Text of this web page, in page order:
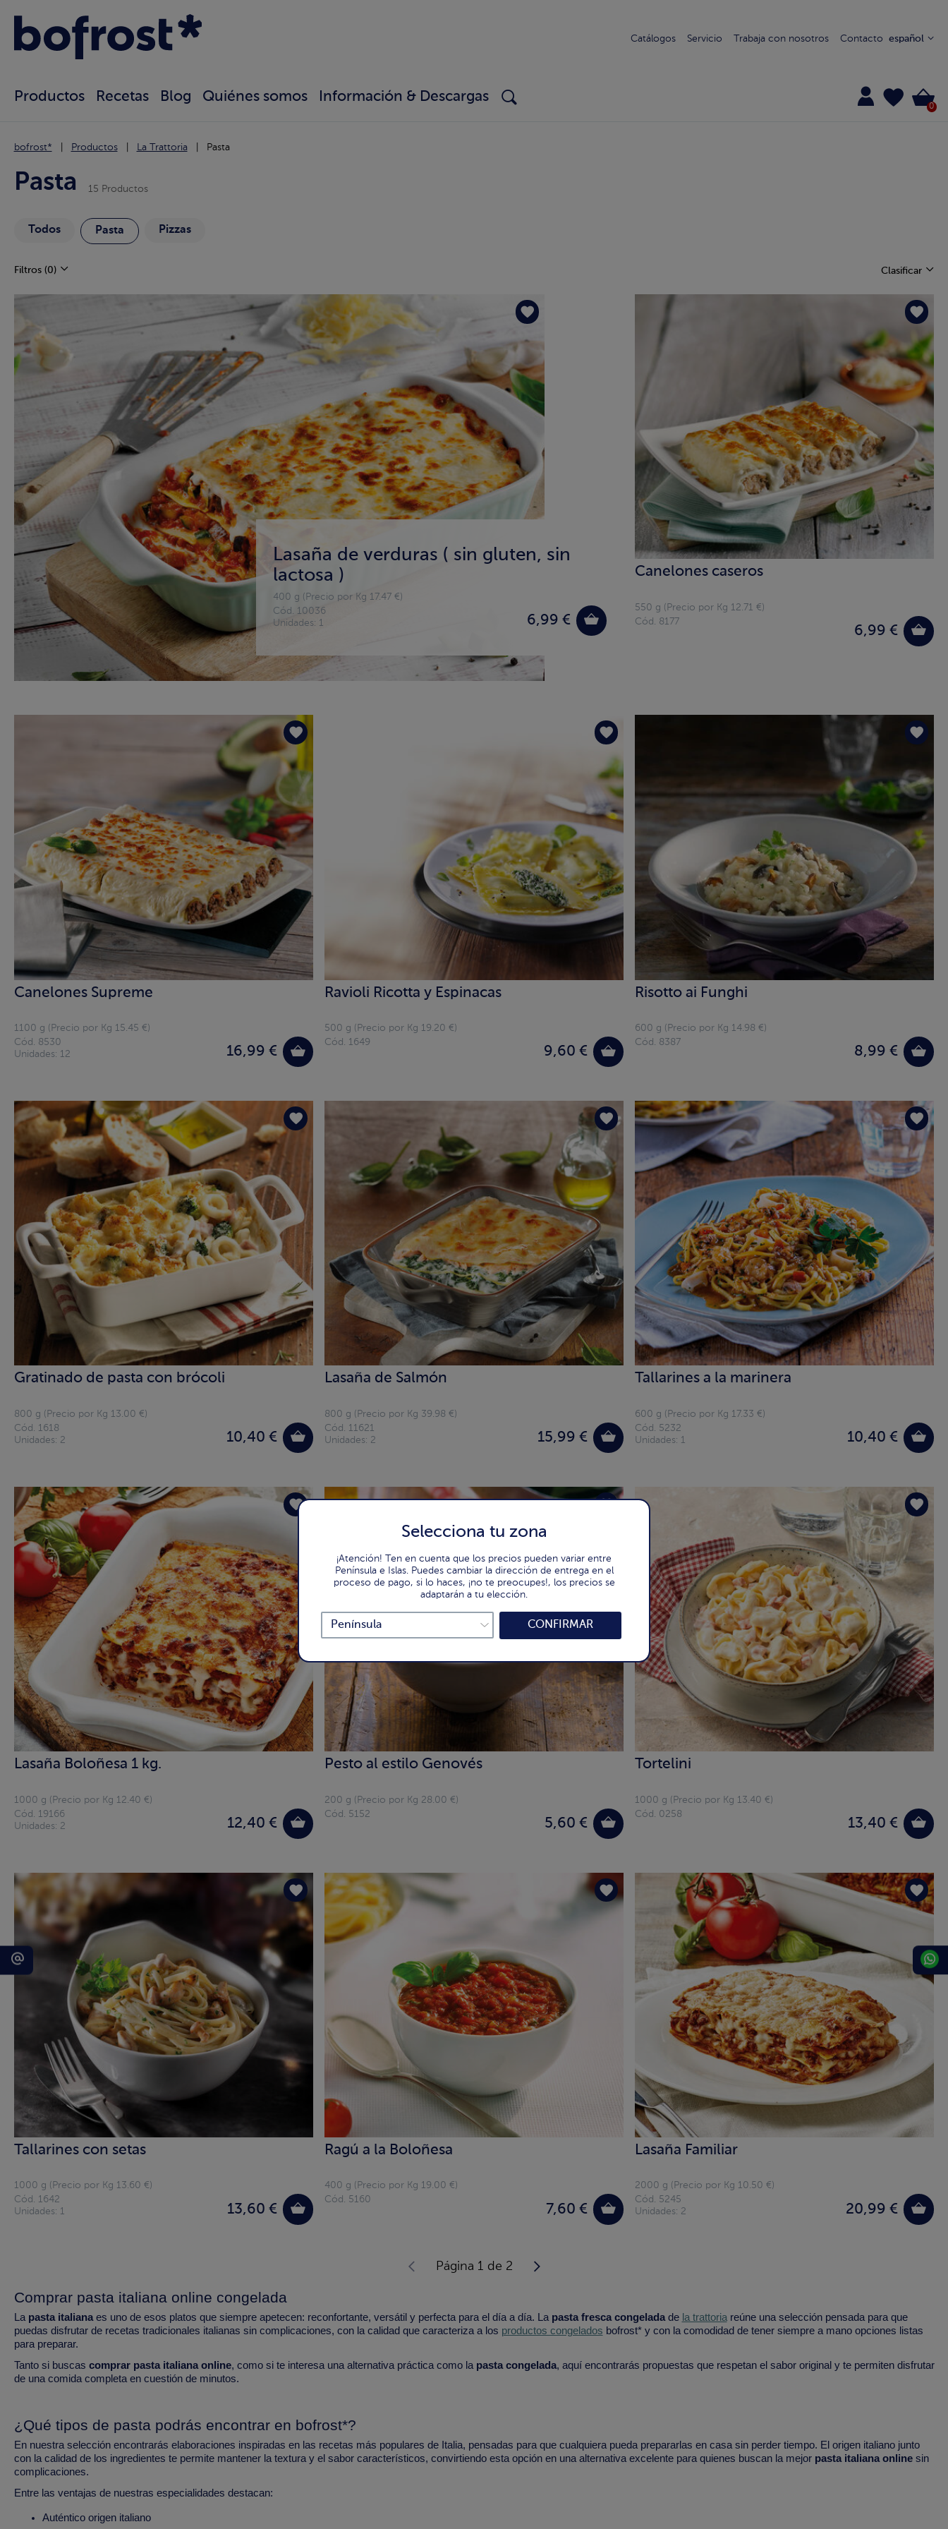
Catálogos Servicio Trabaja con nosotros Contacto español
Productos Recetas Blog Quiénes somos Información & Descargas
0
bofrost* Productos La Trattoria Pasta
Pasta 15 Productos
Todos Pasta Pizzas
Filtros (0) Clasificar
Lasaña de verduras ( sin gluten, sin
lactosa )
400 g (Precio por Kg 17.47 €)
6,99 €
Cód. 10036
Unidades: 1
Canelones caseros
550 g (Precio por Kg 12.71 €)
6,99 €
Cód. 8177
Canelones Supreme
1100 g (Precio por Kg 15.45 €)
16,99 €
Cód. 8530
Unidades: 12
Ravioli Ricotta y Espinacas
500 g (Precio por Kg 19.20 €)
9,60 €
Cód. 1649
Risotto ai Funghi
600 g (Precio por Kg 14.98 €)
8,99 €
Cód. 8387
Gratinado de pasta con brócoli
800 g (Precio por Kg 13.00 €)
10,40 €
Cód. 1618
Unidades: 2
Lasaña de Salmón
800 g (Precio por Kg 39.98 €)
15,99 €
Cód. 11621
Unidades: 2
Tallarines a la marinera
600 g (Precio por Kg 17.33 €)
10,40 €
Cód. 5232
Unidades: 1
Lasaña Boloñesa 1 kg.
1000 g (Precio por Kg 12.40 €)
12,40 €
Cód. 19166
Unidades: 2
Pesto al estilo Genovés
200 g (Precio por Kg 28.00 €)
5,60 €
Cód. 5152
Tortelini
1000 g (Precio por Kg 13.40 €)
13,40 €
Cód. 0258
Tallarines con setas
1000 g (Precio por Kg 13.60 €)
13,60 €
Cód. 1642
Unidades: 1
Ragú a la Boloñesa
400 g (Precio por Kg 19.00 €)
7,60 €
Cód. 5160
Lasaña Familiar
2000 g (Precio por Kg 10.50 €)
20,99 €
Cód. 5245
Unidades: 2
Página 1 de 2
Comprar pasta italiana online congelada
La pasta italianaes uno de esos platos que siempre apetecen: reconfortante, versátil y perfecta para el día a día. La pasta fresca congeladade la trattoriareúne una selección pensada para que
puedas disfrutar de recetas tradicionales italianas sin complicaciones, con la calidad que caracteriza a los productos congelados bofrost* y con la comodidad de tener siempre a mano opciones listas
para preparar.
Tanto si buscas comprar pasta italiana online, como si te interesa una alternativa práctica como la pasta congelada, aquí encontrarás propuestas que respetan el sabor original y te permiten disfrutar
de una comida completa en cuestión de minutos.
¿Qué tipos de pasta podrás encontrar en bofrost*?
En nuestra selección encontrarás elaboraciones inspiradas en las recetas más populares de Italia, pensadas para que cualquiera pueda prepararlas en casa sin perder tiempo. El origen italiano junto
con la calidad de los ingredientes te permite mantener la textura y el sabor característicos, convirtiendo esta opción en una alternativa excelente para quienes buscan la mejorpasta italiana onlinesin
complicaciones.
Entre las ventajas de nuestras especialidades destacan:
Auténtico origen italiano
Selecciona tu zona
¡Atención! Ten en cuenta que los precios pueden variar entre
Península e Islas. Puedes cambiar la dirección de entrega en el
proceso de pago, si lo haces, ¡no te preocupes!, los precios se
adaptarán a tu elección.
CONFIRMAR